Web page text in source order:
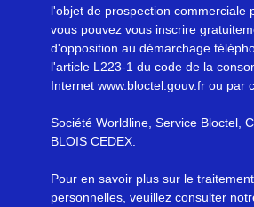
l'objet de prospection commerciale
vous pouvez vous inscrire
d'opposition au démarchage
l'article L223-1 du code de la
Internet www.bloctel.gouv.fr ou par
Société Worldline, Service Bloctel,
BLOIS CEDEX.
Pour en savoir plus sur le
personnelles, veuillez consulter